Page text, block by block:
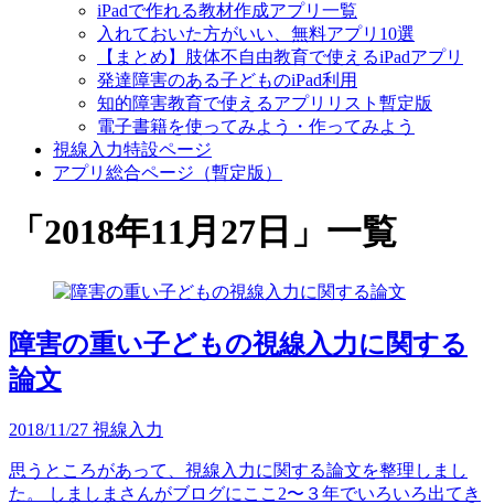
iPadで作れる教材作成アプリ一覧
入れておいた方がいい、無料アプリ10選
【まとめ】肢体不自由教育で使えるiPadアプリ
発達障害のある子どものiPad利用
知的障害教育で使えるアプリリスト暫定版
電子書籍を使ってみよう・作ってみよう
視線入力特設ページ
アプリ総合ページ（暫定版）
「 2018年11月27日 」 一覧
障害の重い子どもの視線入力に関する
論文
2018/11/27 視線入力
思うところがあって、視線入力に関する論文を整理しまし
た。 しましまさんがブログにここ2〜３年でいろいろ出てき